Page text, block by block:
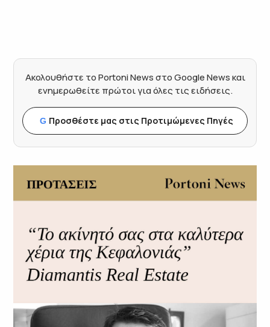
Ακολουθήστε το Portoni News στο Google News και
ενημερωθείτε πρώτοι για όλες τις ειδήσεις.
G Προσθέστε μας στις Προτιμώμενες Πηγές